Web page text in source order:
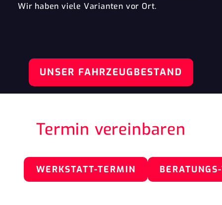
Wir haben viele Varianten vor Ort.
UNSER FAHRZEUGBESTAND
Termin vereinbaren
WERKSTATT-TERMIN